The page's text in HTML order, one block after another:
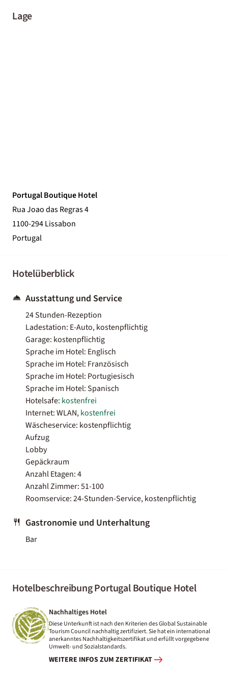
Lage
Portugal Boutique Hotel
Rua Joao das Regras 4
1100-294 Lissabon
Portugal
Hotelüberblick
Ausstattung und Service
24 Stunden-Rezeption
Ladestation: E-Auto, kostenpflichtig
Garage: kostenpflichtig
Sprache im Hotel: Englisch
Sprache im Hotel: Französisch
Sprache im Hotel: Portugiesisch
Sprache im Hotel: Spanisch
Hotelsafe: kostenfrei
Internet: WLAN,kostenfrei
Wäscheservice: kostenpflichtig
Aufzug
Lobby
Gepäckraum
Anzahl Etagen: 4
Anzahl Zimmer: 51-100
Roomservice: 24-Stunden-Service, kostenpflichtig
Gastronomie und Unterhaltung
Bar
Hotelbeschreibung Portugal Boutique Hotel
Nachhaltiges Hotel
Diese Unterkunft ist nach den Kriterien des Global Sustainable
Tourism Council nachhaltig zertifiziert. Sie hat ein international
anerkanntes Nachhaltigkeitszertifikat und erfüllt vorgegebene
Umwelt- und Sozialstandards.
WEITERE INFOS ZUM ZERTIFIKAT